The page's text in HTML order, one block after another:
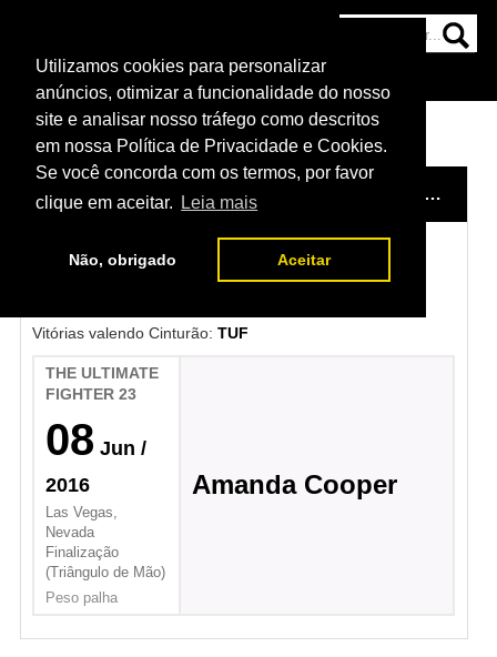
Utilizamos cookies para personalizar
anúncios, otimizar a funcionalidade do nosso
site e analisar nosso tráfego como descritos
em nossa Política de Privacidade e Cookies.
Se você concorda com os termos, por favor
clique em aceitar.
Leia mais
Não, obrigado Aceitar
NOTÍCIAS
HOME CAMPEÕES DO UFC
Tatiana Suarez
Vitórias valendo Cinturão: TUF
THE ULTIMATE
FIGHTER 23
08 Jun /
2016
Las Vegas,
Nevada
Finalização
(Triângulo de Mão)
Peso palha
Amanda Cooper